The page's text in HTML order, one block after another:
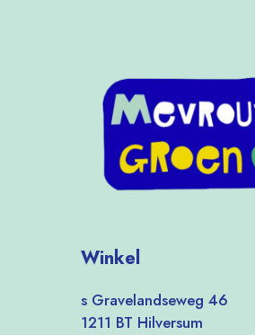
Winkel
s Gravelandseweg 46
1211 BT Hilversum